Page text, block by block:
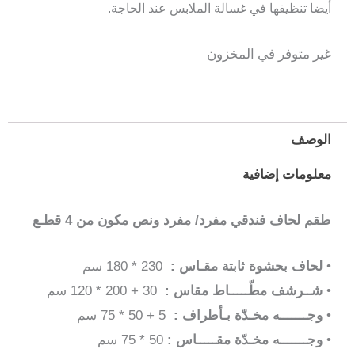
أيضا تنظيفها في غسالة الملابس عند الحاجة.
غير متوفر في المخزون
الوصف
معلومات إضافية
طقم لحاف فندقي مفرد/ مفرد ونص مكون من 4 قطـع
• لحاف بحشوة ثابتة مقـاس :
• شــرشف مطّـــــاط مقاس :
• وجـــــــه مخـدّة بـأطراف :
• وجـــــــه مخـدّة مقـــــاس :